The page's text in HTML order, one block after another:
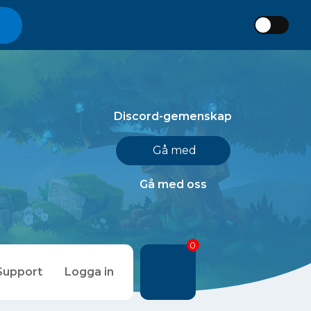
Discord-gemenskap
Gå med
Gå med oss
Logga in
0